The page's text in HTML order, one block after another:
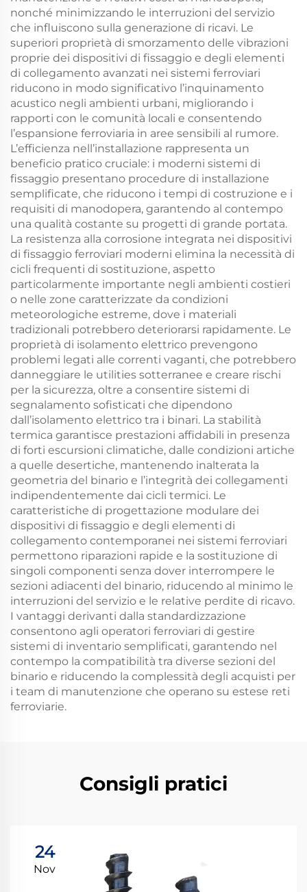
nonché minimizzando le interruzioni del servizio
che influiscono sulla generazione di ricavi. Le
superiori proprietà di smorzamento delle vibrazioni
proprie dei dispositivi di fissaggio e degli elementi
di collegamento avanzati nei sistemi ferroviari
riducono in modo significativo l’inquinamento
acustico negli ambienti urbani, migliorando i
rapporti con le comunità locali e consentendo
l’espansione ferroviaria in aree sensibili al rumore.
L’efficienza nell’installazione rappresenta un
beneficio pratico cruciale: i moderni sistemi di
fissaggio presentano procedure di installazione
semplificate, che riducono i tempi di costruzione e i
requisiti di manodopera, garantendo al contempo
una qualità costante su progetti di grande portata.
La resistenza alla corrosione integrata nei dispositivi
di fissaggio ferroviari moderni elimina la necessità di
cicli frequenti di sostituzione, aspetto
particolarmente importante negli ambienti costieri
o nelle zone caratterizzate da condizioni
meteorologiche estreme, dove i materiali
tradizionali potrebbero deteriorarsi rapidamente. Le
proprietà di isolamento elettrico prevengono
problemi legati alle correnti vaganti, che potrebbero
danneggiare le utilities sotterranee e creare rischi
per la sicurezza, oltre a consentire sistemi di
segnalamento sofisticati che dipendono
dall’isolamento elettrico tra i binari. La stabilità
termica garantisce prestazioni affidabili in presenza
di forti escursioni climatiche, dalle condizioni artiche
a quelle desertiche, mantenendo inalterata la
geometria del binario e l’integrità dei collegamenti
indipendentemente dai cicli termici. Le
caratteristiche di progettazione modulare dei
dispositivi di fissaggio e degli elementi di
collegamento contemporanei nei sistemi ferroviari
permettono riparazioni rapide e la sostituzione di
singoli componenti senza dover interrompere le
sezioni adiacenti del binario, riducendo al minimo le
interruzioni del servizio e le relative perdite di ricavo.
I vantaggi derivanti dalla standardizzazione
consentono agli operatori ferroviari di gestire
sistemi di inventario semplificati, garantendo nel
contempo la compatibilità tra diverse sezioni del
binario e riducendo la complessità degli acquisti per
i team di manutenzione che operano su estese reti
ferroviarie.
Consigli pratici
24
Nov